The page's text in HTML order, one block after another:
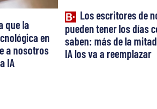
que la
en
a nosotros
IA
Los escritores de
pueden tener los días
saben: más de la
IA los va a reemplazar